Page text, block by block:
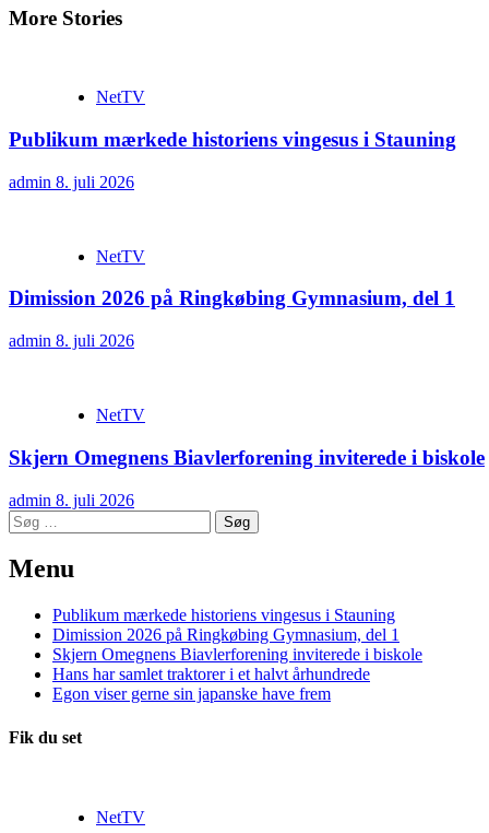
More Stories
NetTV
Publikum mærkede historiens vingesus i Stauning
admin 8. juli 2026
NetTV
Dimission 2026 på Ringkøbing Gymnasium, del 1
admin 8. juli 2026
NetTV
Skjern Omegnens Biavlerforening inviterede i biskole
admin 8. juli 2026
Søg
efter:
Menu
Publikum mærkede historiens vingesus i Stauning
Dimission 2026 på Ringkøbing Gymnasium, del 1
Skjern Omegnens Biavlerforening inviterede i biskole
Hans har samlet traktorer i et halvt århundrede
Egon viser gerne sin japanske have frem
Fik du set
NetTV